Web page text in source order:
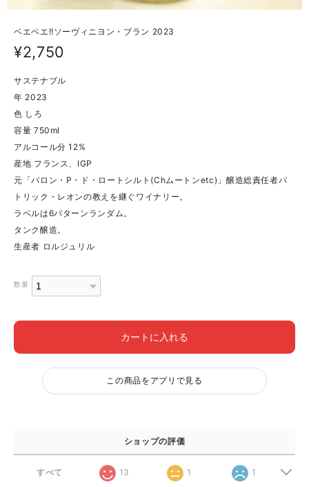
ベエベエ!!ソーヴィニヨン・ブラン 2023
¥2,750
サステナブル
年 2023
色 しろ
容量 750ml
アルコール分 12%
産地 フランス、IGP
元「バロン・P・ド・ロートシルト(Chムートンetc)」醸造総責任者パ
トリック・レオンの教えを継ぐワイナリー。
ラベルは6パターンランダム。
タンク醸造。
生産者 ロルジュリル
数量
カートに入れる
この商品をアプリで見る
ショップの評価
すべて 13 1 1